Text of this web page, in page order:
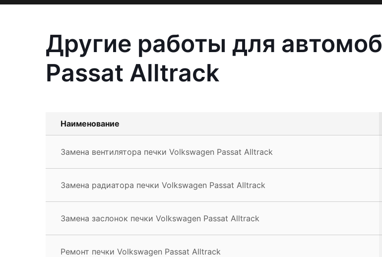
Другие работы для
Passat Alltrack
Наименование
Замена вентилятора печки Volkswagen Passat Alltrack
Замена радиатора печки Volkswagen Passat Alltrack
Замена заслонок печки Volkswagen Passat Alltrack
Ремонт печки Volkswagen Passat Alltrack